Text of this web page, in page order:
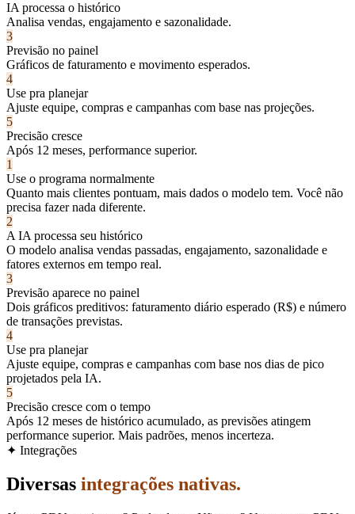
IA processa o histórico
Analisa vendas, engajamento e sazonalidade.
3
Previsão no painel
Gráficos de faturamento e movimento esperados.
4
Use pra planejar
Ajuste equipe, compras e campanhas com base nas projeções.
5
Precisão cresce
Após 12 meses, performance superior.
1
Use o programa normalmente
Quanto mais clientes pontuam, mais dados o modelo tem. Você não
precisa fazer nada diferente.
2
A IA processa seu histórico
O modelo analisa vendas passadas, engajamento, sazonalidade e
fatores externos em tempo real.
3
Previsão aparece no painel
Dois gráficos preditivos: faturamento diário esperado (R$) e número
de transações previstas.
4
Use pra planejar
Ajuste equipe, compras e campanhas com base nos dias de pico
projetados pela IA.
5
Precisão cresce com o tempo
Após 12 meses de histórico acumulado, as previsões atingem
performance superior. Mais padrões, menos incerteza.
✦ Integrações
Diversas integrações nativas.